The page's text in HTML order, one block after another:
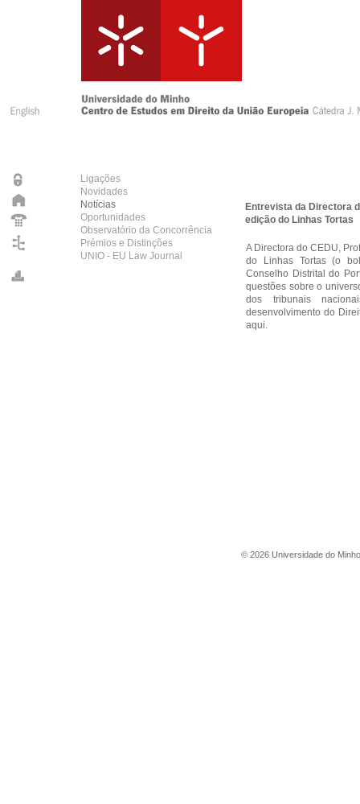
Ligações
Novidades
Notícias
Oportunidades
Observatório da Concorrência
Prémios e Distinções
UNIO - EU Law Journal
Entrevista da Directora
edição do Linhas Tortas
A Directora do CEDU,
do Linhas Tortas (o
Conselho Distrital do
questões sobre o
dos tribunais
desenvolvimento do
aqui.
© 2026 Universidade do